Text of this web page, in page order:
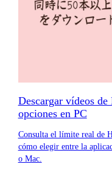
Descargar vídeos
opciones en PC
Consulta el límite real de
cómo elegir entre la
o Mac.